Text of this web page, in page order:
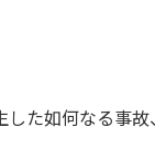
た如何なる事